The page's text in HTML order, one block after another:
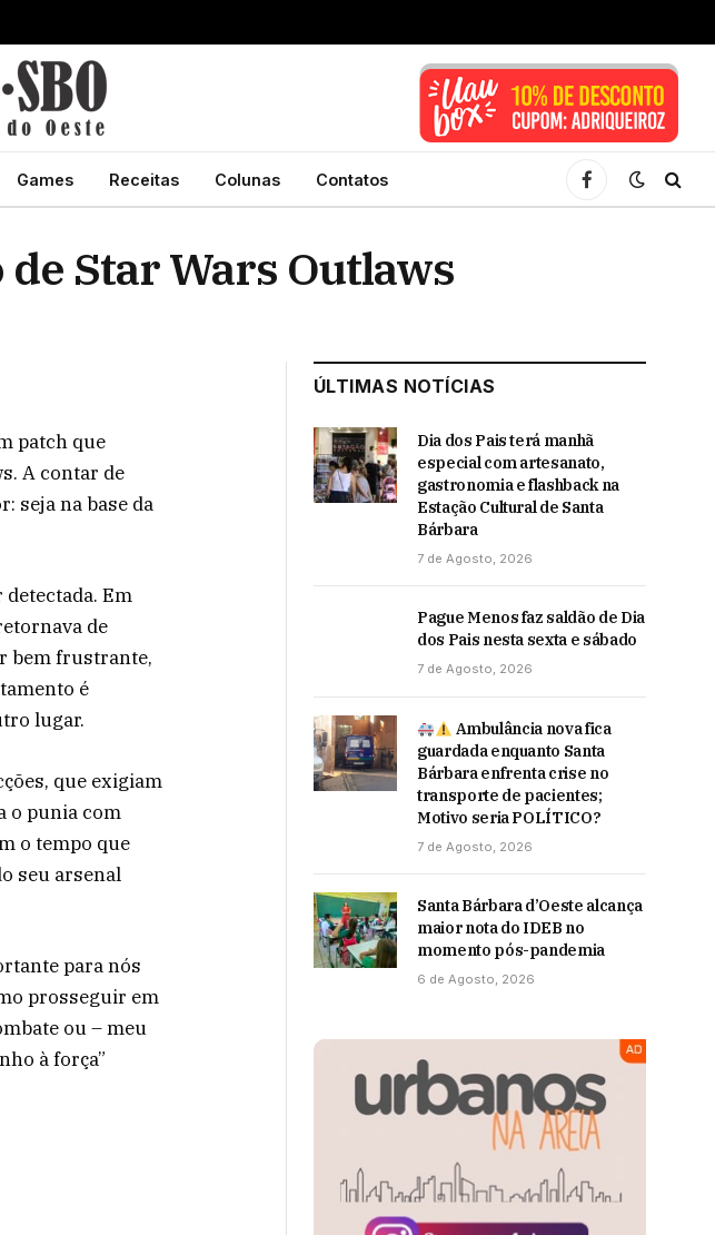
Games Receitas Colunas Contatos
Facebook
Star Wars Outlaws
patch que
A contar de
seja na base da
Em
de
bem frustrante,
é
lugar.
que exigiam
o punia com
o tempo que
seu arsenal
para nós
prosseguir em
ou – meu
à força”
ÚLTIMAS NOTÍCIAS
Dia dos Pais terá manhã
especial com artesanato,
gastronomia e flashback na
Estação Cultural de Santa
Bárbara
7 de Agosto, 2026
Pague Menos faz saldão de Dia
dos Pais nesta sexta e sábado
7 de Agosto, 2026
Ambulância nova fica
guardada enquanto Santa
Bárbara enfrenta crise no
transporte de pacientes;
Motivo seria POLÍTICO?
7 de Agosto, 2026
Santa Bárbara d’Oeste alcança
maior nota do IDEB no
momento pós-pandemia
6 de Agosto, 2026